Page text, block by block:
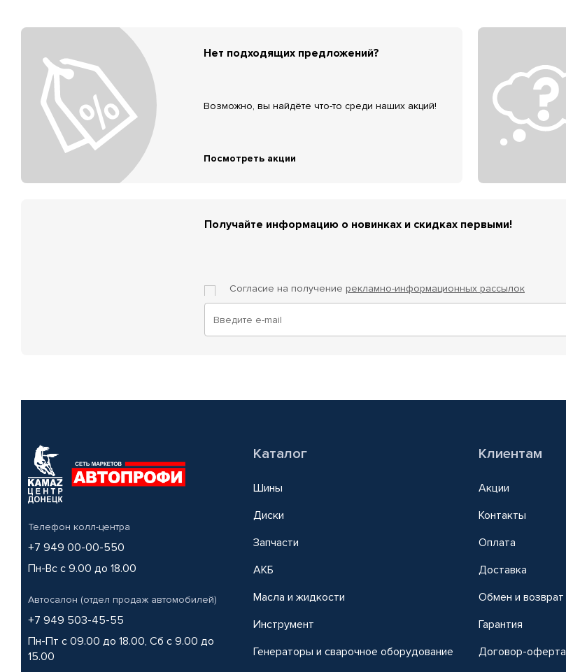
Нет подходящих предложений?
Возможно, вы найдёте что-то среди наших акций!
Посмотреть акции
Получайте информацию о новинках и скидках первыми!
Согласие на получение рекламно-информационных рассылок
Телефон колл-центра
+7 949 00-00-550
Пн-Вс с 9.00 до 18.00
Автосалон (отдел продаж автомобилей)
+7 949 503-45-55
Пн-Пт с 09.00 до 18.00, Сб с 9.00 до
15.00
Каталог
Шины
Диски
Запчасти
АКБ
Масла и жидкости
Инструмент
Генераторы и сварочное оборудование
Клиентам
Акции
Контакты
Оплата
Доставка
Обмен и возврат
Гарантия
Договор-оферта